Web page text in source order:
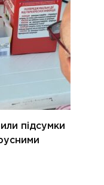
підсумки